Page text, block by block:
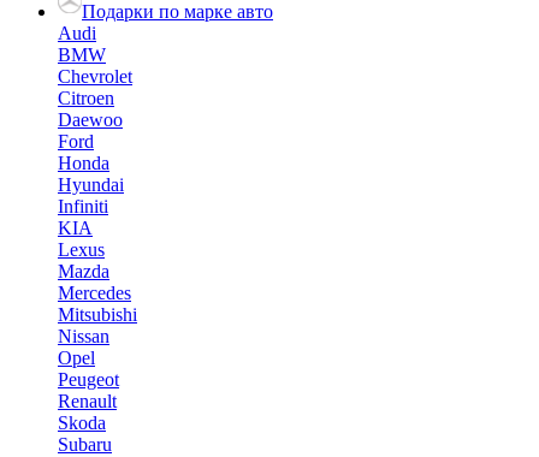
Подарки по марке авто
Audi
BMW
Chevrolet
Citroen
Daewoo
Ford
Honda
Hyundai
Infiniti
KIA
Lexus
Mazda
Mercedes
Mitsubishi
Nissan
Opel
Peugeot
Renault
Skoda
Subaru